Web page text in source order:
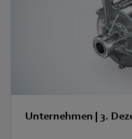
Unternehmen | 3.